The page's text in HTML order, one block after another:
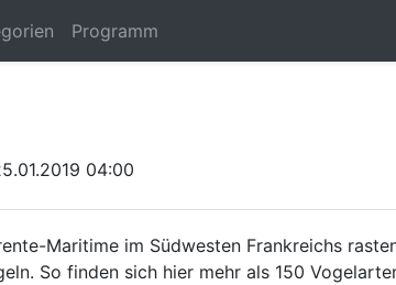
Programm
04:00
Maritime im Südwesten Frankreichs
So finden sich hier mehr als 150